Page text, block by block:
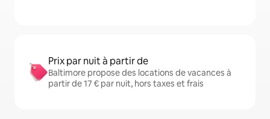
Prix par nuit à partir de
Baltimore propose des locations de vacances à
partir de 17 € par nuit, hors taxes et frais